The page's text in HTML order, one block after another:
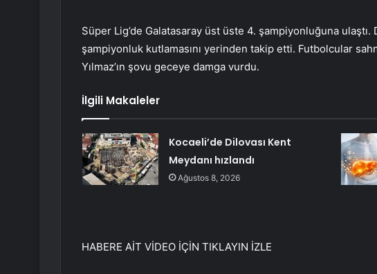
Süper Lig’de Galatasaray üst üste 4. şampiyonluğuna
şampiyonluk kutlamasını yerinden takip etti. Futbolcular
Yılmaz’ın şovu geceye damga vurdu.
İlgili Makaleler
Kocaeli’de Dilovası Kent
Meydanı hızlandı
Ağustos 8, 2026
HABERE AİT VİDEO İÇİN TIKLAYIN İZLE